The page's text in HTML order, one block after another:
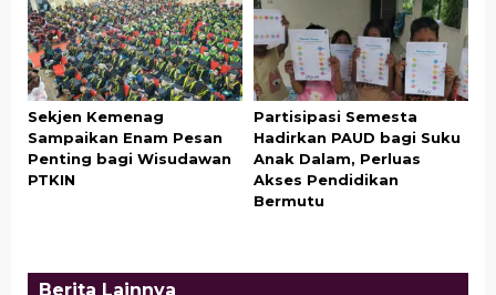
Sekjen Kemenag
Sampaikan Enam Pesan
Penting bagi Wisudawan
PTKIN
Partisipasi Semesta
Hadirkan PAUD bagi Suku
Anak Dalam, Perluas
Akses Pendidikan
Bermutu
Berita Lainnya